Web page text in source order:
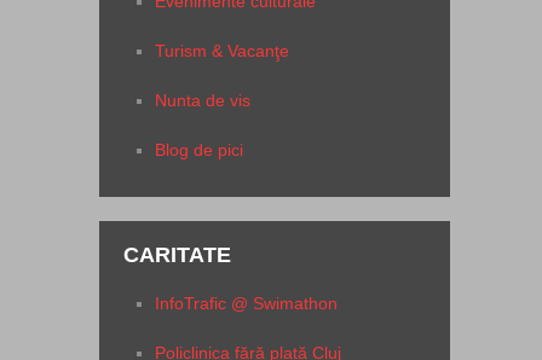
Turism & Vacanţe
Nunta de vis
Blog de pici
CARITATE
InfoTrafic @ Swimathon
Policlinica fără plată Cluj